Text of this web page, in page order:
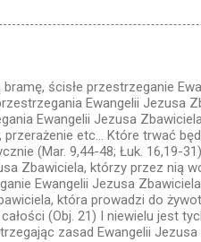
ścisłe przestrzeganie
Ewangelii Jezusa
Ewangelii Jezusa
etc... Które trwać
(Mar. 9,44-48; Łuk. 16,19-
Zbawiciela, którzy przez nią
Ewangelii Jezusa
która prowadzi do
(Obj. 21) I niewielu jest
zasad Ewangelii